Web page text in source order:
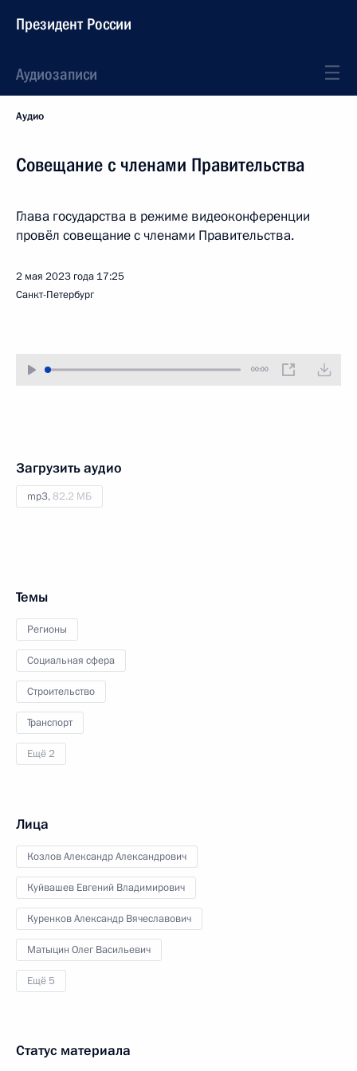
Президент России
Аудиозаписи
Аудио
Совещание с членами Правительства
Глава государства в режиме видеоконференции
провёл совещание с членами Правительства.
2 мая 2023 года 17:25
Санкт-Петербург
00:00
Загрузить аудио
mp3,82.2 МБ
Темы
Регионы
Социальная сфера
Строительство
Транспорт
Ещё 2
Лица
Козлов Александр Александрович
Куйвашев Евгений Владимирович
Куренков Александр Вячеславович
Матыцин Олег Васильевич
Ещё 5
Статус материала